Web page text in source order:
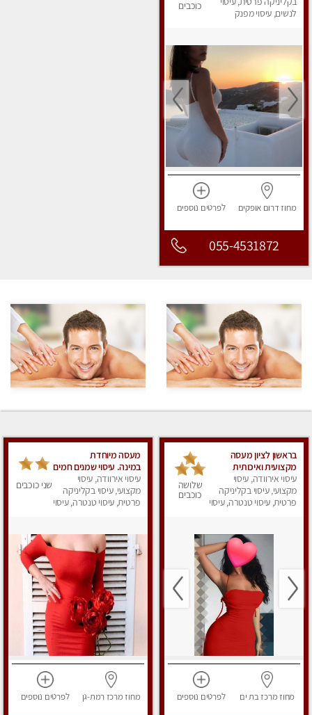
לנשים, עיסוי מפנק
כוכבים
מחוז דרום אופקים לפרטים נוספים
055-4531872
בראשון לציון מעסה
מקצועית ואיכותית
פרטי!!! ללא מין !!
עיסוי אירוודה, עיסוי
מקצועי, עיסוי בקליניקה
פרטית, עיסוי טנטרה, עיסוי
שלושה
כוכבים
מחוז מרכז בת ים לפרטים נוספים
מעסה מיוחדת
במינה. עיסוי שמנים חמים
עיסוי אירוודה, עיסוי
מקצועי, עיסוי בקליניקה
פרטית, עיסוי טנטרה, עיסוי
שני כוכבים
מחוז מרכז רמת-גן לפרטים נוספים